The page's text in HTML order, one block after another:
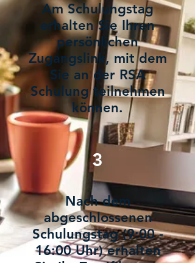
Am Schulungstag
erhalten Sie Ihren
persönlichen
Zugangslink, mit dem
Sie an der RSA
Schulung teilnehmen
können.
3
Nach dem
abgeschlossenen
Schulungstag (9:00 -
16:00 Uhr) erhalten